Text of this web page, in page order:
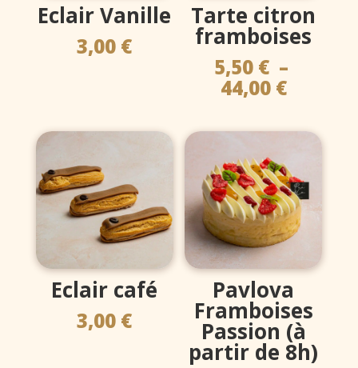
Eclair Vanille
3,00 €
Tarte citron
framboises
5,50 € –
44,00 €Plage
prix :
5,50 €
à
44,00 €
Eclair café
3,00 €
Pavlova
Framboises
Passion (à
partir de 8h)